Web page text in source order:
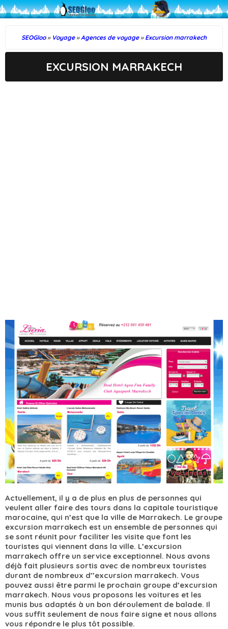
SEOGloo » Voyage »Agences de voyage » Excursion marrakech
EXCURSION MARRAKECH
Actuellement, il y a de plus en plus de personnes qui
veulent aller faire des tours dans la capitale touristique
marocaine, qui n’est que la ville de Marrakech. Le groupe
excursion marrakech est un ensemble de personnes qui
se sont réunit pour faciliter les visite que font les
touristes qui viennent dans la ville. L’excursion
marrakech offre un service exceptionnel. Nous avons
déjà fait plusieurs sortis avec de nombreux touristes
durant de nombreux d’’excursion marrakech. Vous
pouvez aussi être parmi le prochain groupe d’excursion
marrakech. Nous vous proposons les voitures et les
munis bus adaptés à un bon déroulement de balade. Il
vous suffit seulement de nous faire signe et nous allons
vous répondre le plus tôt possible.